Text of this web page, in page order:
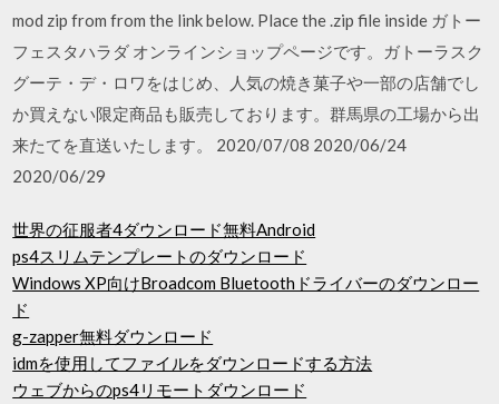
mod zip from from the link below. Place the .zip file inside ガトー
フェスタハラダ オンラインショップページです。ガトーラスク
グーテ・デ・ロワをはじめ、人気の焼き菓子や一部の店舗でし
か買えない限定商品も販売しております。群馬県の工場から出
来たてを直送いたします。 2020/07/08 2020/06/24
2020/06/29
世界の征服者4ダウンロード無料Android
ps4スリムテンプレートのダウンロード
Windows XP向けBroadcom Bluetoothドライバーのダウンロー
ド
g-zapper無料ダウンロード
idmを使用してファイルをダウンロードする方法
ウェブからのps4リモートダウンロード